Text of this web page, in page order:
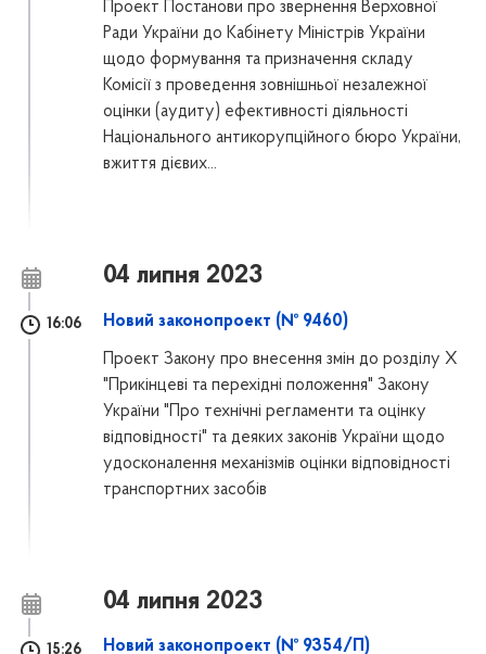
Проект Постанови про звернення Верховної
Ради України до Кабінету Міністрів України
щодо формування та призначення складу
Комісії з проведення зовнішньої незалежної
оцінки (аудиту) ефективності діяльності
Національного антикорупційного бюро України,
вжиття дієвих...
04 липня 2023
16:06 Новий законопроект (№ 9460)
Проект Закону про внесення змін до розділу Х
"Прикінцеві та перехідні положення" Закону
України "Про технічні регламенти та оцінку
відповідності" та деяких законів України щодо
удосконалення механізмів оцінки відповідності
транспортних засобів
04 липня 2023
15:26 Новий законопроект (№ 9354/П)